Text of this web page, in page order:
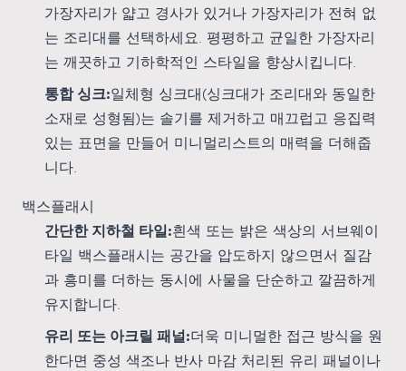
가장자리가 얇고 경사가 있거나 가장자리가 전혀 없
는 조리대를 선택하세요. 평평하고 균일한 가장자리
는 깨끗하고 기하학적인 스타일을 향상시킵니다.
통합 싱크:일체형 싱크대(싱크대가 조리대와 동일한
소재로 성형됨)는 솔기를 제거하고 매끄럽고 응집력
있는 표면을 만들어 미니멀리스트의 매력을 더해줍
니다.
백스플래시
간단한 지하철 타일:흰색 또는 밝은 색상의 서브웨이
타일 백스플래시는 공간을 압도하지 않으면서 질감
과 흥미를 더하는 동시에 사물을 단순하고 깔끔하게
유지합니다.
유리 또는 아크릴 패널:더욱 미니멀한 접근 방식을 원
한다면 중성 색조나 반사 마감 처리된 유리 패널이나